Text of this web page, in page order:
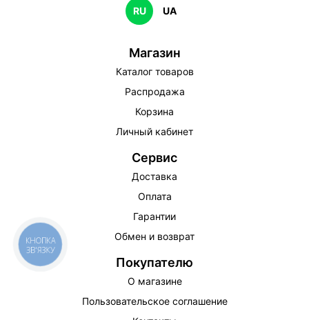
RU UA
Магазин
Каталог товаров
Распродажа
Корзина
Личный кабинет
Сервис
Доставка
Оплата
Гарантии
Обмен и возврат
Покупателю
О магазине
Пользовательское соглашение
КНОПКА
ЗВ'ЯЗКУ